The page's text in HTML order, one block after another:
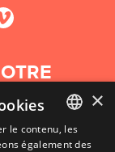
BASQUE
×
le contenu, les
également des